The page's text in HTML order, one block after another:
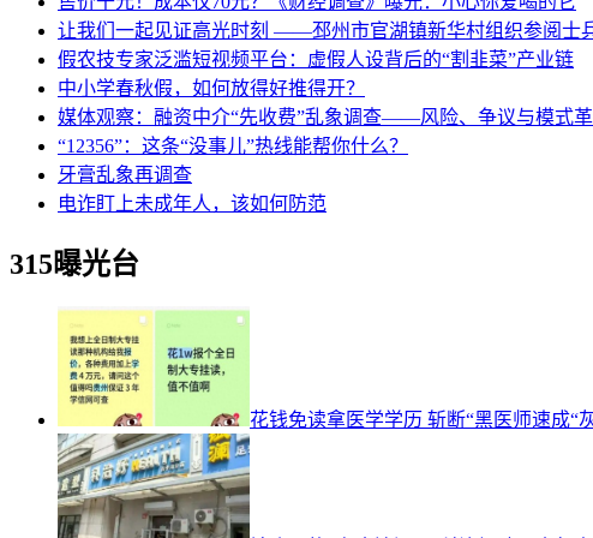
让我们一起见证高光时刻 ——邳州市官湖镇新华村组织参阅士
假农技专家泛滥短视频平台：虚假人设背后的“割韭菜”产业链
中小学春秋假，如何放得好推得开？
媒体观察：融资中介“先收费”乱象调查——风险、争议与模式
“12356”：这条“没事儿”热线能帮你什么？
牙膏乱象再调查
电诈盯上未成年人，该如何防范
315曝光台
花钱免读拿医学学历 斩断“黑医师速成“